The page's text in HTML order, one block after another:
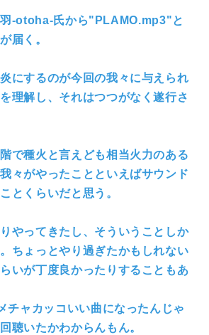
-otoha-氏から"PLAMO.mp3"と
届く。
にするのが今回の我々に与えられ
理解し、それはつつがなく遂行さ
で種火と言えども相当火力のある
々がやったことといえばサウンド
とくらいだと思う。
やってきたし、そういうことしか
ちょっとやり過ぎたかもしれない
いが丁度良かったりすることもあ
チャカッコいい曲になったんじゃ
聴いたかわからんもん。